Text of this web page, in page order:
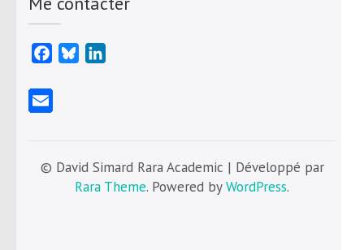
Facebook
Bluesky
© David Simard Rara Academic | Développé par
Rara Theme. Powered byWordPress.